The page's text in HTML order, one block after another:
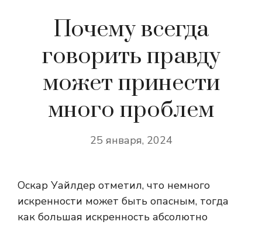
Почему всегда
говорить правду
может принести
много проблем
25 января, 2024
Оскар Уайлдер отметил, что немного
искренности может быть опасным, тогда
как большая искренность абсолютно